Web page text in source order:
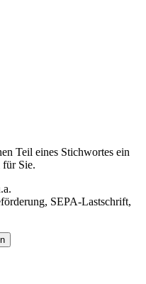
Teil eines Stichwortes ein
Sie.
SEPA-Lastschrift,